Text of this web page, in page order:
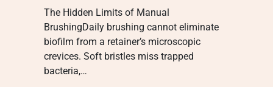
The Hidden Limits of Manual
BrushingDaily brushing cannot eliminate
biofilm from a retainer’s microscopic
crevices. Soft bristles miss trapped
bacteria,…